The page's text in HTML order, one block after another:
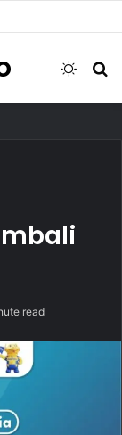
Switch
read